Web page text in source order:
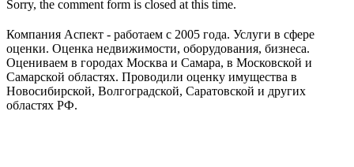
Sorry, the comment form is closed at this time.
Компания Аспект - работаем с 2005 года. Услуги в сфере
оценки. Оценка недвижимости, оборудования, бизнеса.
Оцениваем в городах Москва и Самара, в Московской и
Самарской областях. Проводили оценку имущества в
Новосибирской, Волгоградской, Саратовской и других
областях РФ.